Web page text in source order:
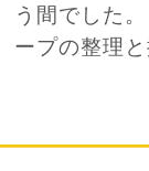
う間でした
ープの整理